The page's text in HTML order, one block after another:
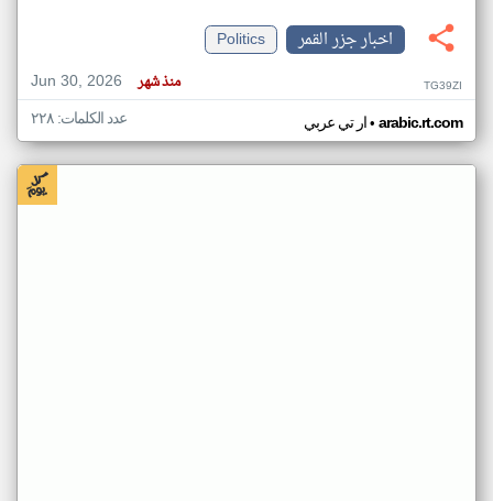
اخبار جزر القمر
Politics
Jun 30, 2026
منذ شهر TG39ZI
ار تي عربي• arabic.rt.com عدد الكلمات: ٢٢٨